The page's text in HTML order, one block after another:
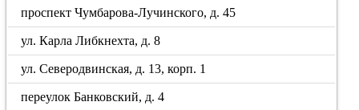
проспект Чумбарова-Лучинского, д. 45
ул. Карла Либкнехта, д. 8
ул. Северодвинская, д. 13, корп. 1
переулок Банковский, д. 4